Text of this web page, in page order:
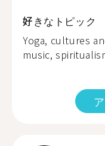
好きなトピック
Yoga, cultures
music,